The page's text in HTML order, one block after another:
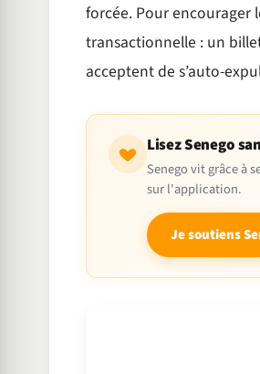
forcée. Pour encourager
transactionnelle : un
acceptent de s’auto-
Lisez Senego
Senego vit grâce à
sur l'application.
Je soutiens